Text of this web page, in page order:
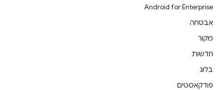
Android for Enterprise
אבטחה
מקור
חדשות
בלוג
פודקאסטים